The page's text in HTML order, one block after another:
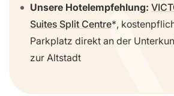
Unsere Hotelempfehlung:
Suites Split Centre ,
Parkplatz direkt an der
zur Altstadt